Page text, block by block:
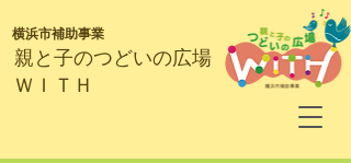
​親と子のつどいの広場
ＷＩＴＨ
横浜市補助事業